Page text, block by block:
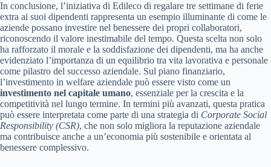
In conclusione, l’iniziativa di Edileco di regalare tre settimane di ferie
extra ai suoi dipendenti rappresenta un esempio illuminante di come le
aziende possano investire nel benessere dei propri collaboratori,
riconoscendo il valore inestimabile del tempo. Questa scelta non solo
ha rafforzato il morale e la soddisfazione dei dipendenti, ma ha anche
evidenziato l’importanza di un equilibrio tra vita lavorativa e personale
come pilastro del successo aziendale. Sul piano finanziario,
l’investimento in welfare aziendale può essere visto come un
investimento nel capitale umano, essenziale per la crescita e la
competitività nel lungo termine. In termini più avanzati, questa pratica
può essere interpretata come parte di una strategia di Corporate Social
Responsibility (CSR), che non solo migliora la reputazione aziendale
ma contribuisce anche a un’economia più sostenibile e orientata al
benessere complessivo.